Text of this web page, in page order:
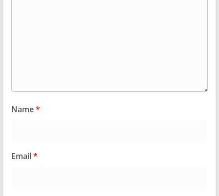
Name*
Email*